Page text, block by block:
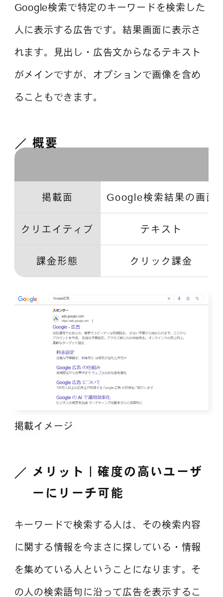
Google検索で特定のキーワードを検索した
人に表示する広告です。結果画面に表示さ
れます。見出し・広告文からなるテキスト
がメインですが、オプションで画像を含め
ることもできます。
概要
掲載面 Google検索結果の画面
クリエイティブ テキスト
課金形態 クリック課金
掲載イメージ
メリット｜確度の高いユーザ
ーにリーチ可能
キーワードで検索する人は、その検索内容
に関する情報を今まさに探している・情報
を集めている人ということになります。そ
の人の検索語句に沿って広告を表示するこ